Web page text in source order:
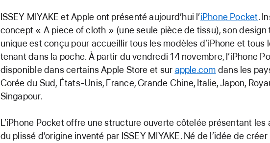
ISSEY MIYAKE et Apple ont présenté aujourd’hui l’iPhone Pocket.
concept « A piece of cloth » (une seule pièce de tissu), son design
unique est conçu pour accueillir tous les modèles d’iPhone et tous
tenant dans la poche. À partir du vendredi 14 novembre, l’iPhone
disponible dans certains Apple Store et sur apple.com dans les
Corée du Sud, États-Unis, France, Grande Chine, Italie, Japon,
Singapour.
L’iPhone Pocket offre une structure ouverte côtelée présentant les
du plissé d’origine inventé par ISSEY MIYAKE. Né de l’idée de